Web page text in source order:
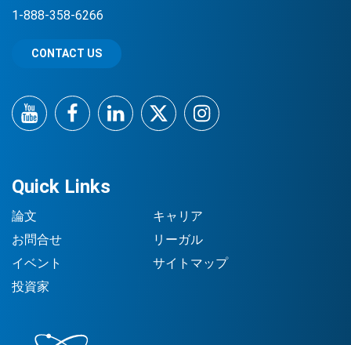
Quick Links
論文
お問合せ
イベント
投資家
キャリア
リーガル
サイトマップ
1-888-358-6266
CONTACT US
YouTubeFacebookLinkedInTwitterInstagram